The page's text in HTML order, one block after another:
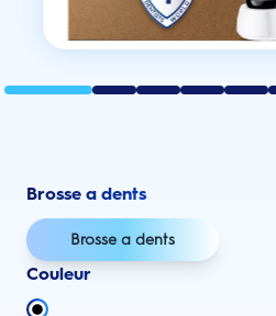
Brosse a dents
Brosse a dents
Couleur